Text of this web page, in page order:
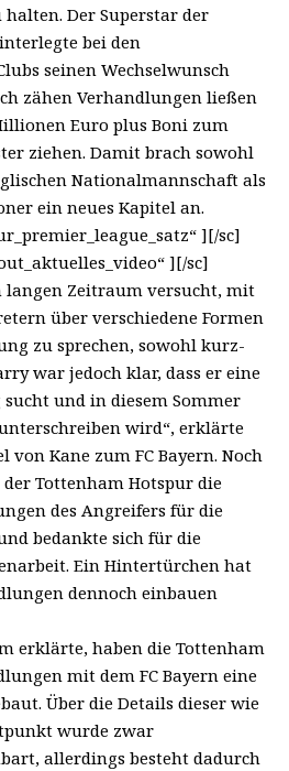
Der Superstar der
bei den
seinen Wechselwunsch
zähen Verhandlungen ließen
Euro plus Boni zum
ziehen. Damit brach sowohl
Nationalmannschaft als
ein neues Kapitel an.
][/sc]
][/sc]
langen Zeitraum versucht, mit
über verschiedene Formen
zu sprechen, sowohl kurz-
war jedoch klar, dass er eine
und in diesem Sommer
wird“, erklärte
von Kane zum FC Bayern. Noch
Tottenham Hotspur die
des Angreifers für die
bedankte sich für die
Ein Hintertürchen hat
dennoch einbauen
erklärte, haben die Tottenham
mit dem FC Bayern eine
Über die Details dieser wie
wurde zwar
allerdings besteht dadurch